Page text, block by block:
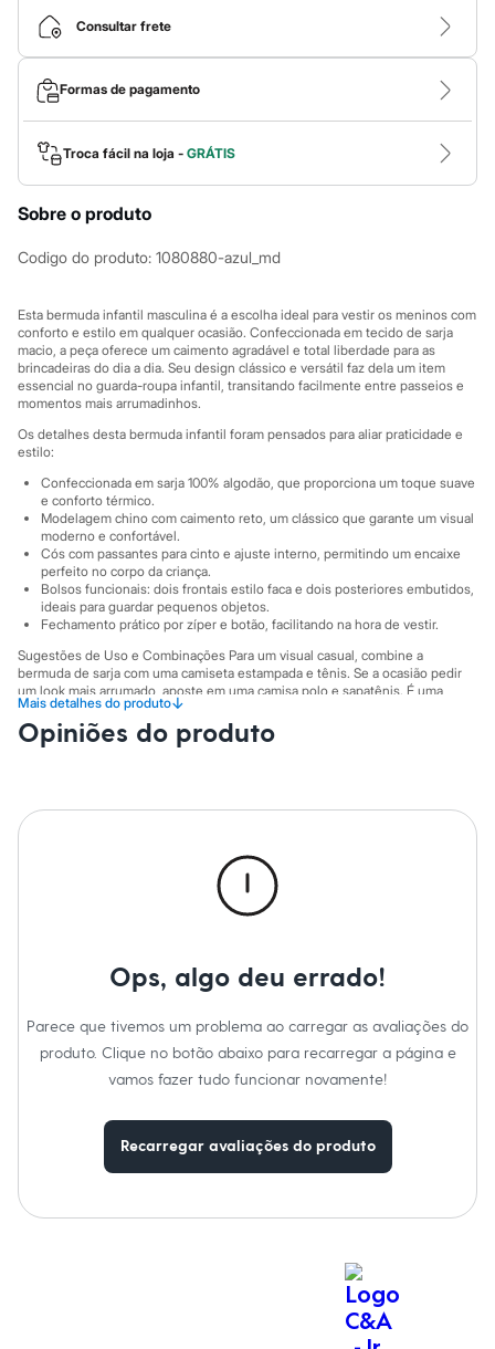
Bolsas
Bonés e Chapéus
Bijoux
Cintos
Óculos
Relógios
Calçados
Botas
Chinelos
Rasteirinhas
Sandálias
Sapatilhas
Tênis
City
Clock House
Mindset
Sawary
Yessica
Moda esportiva
Acessórios
Blusas
Calçados
Leggings
Shorts e Bermudas
Tops
Moda íntima
Calcinhas
Cintas e Modeladores
Meias
Pijamas
Moda praia
Biquínis
Maiôs
Saídas de praia
Personagens
Casacos e Jaquetas
Roupas
Bermudas
Camisas
Casacos e Jaquetas
Bolsas e Mochilas
Chapéus e Bonés
Consultar frete
Formas de pagamento
Troca fácil na loja - GRÁTIS
Sobre o produto
Codigo do produto: 1080880-azul_md
Esta bermuda infantil masculina é a escolha ideal para vestir os meninos com
conforto e estilo em qualquer ocasião. Confeccionada em tecido de sarja
macio, a peça oferece um caimento agradável e total liberdade para as
brincadeiras do dia a dia. Seu design clássico e versátil faz dela um item
essencial no guarda-roupa infantil, transitando facilmente entre passeios e
momentos mais arrumadinhos.
Os detalhes desta bermuda infantil foram pensados para aliar praticidade e
estilo:
Confeccionada em sarja 100% algodão, que proporciona um toque suave
e conforto térmico.
Modelagem chino com caimento reto, um clássico que garante um visual
moderno e confortável.
Cós com passantes para cinto e ajuste interno, permitindo um encaixe
perfeito no corpo da criança.
Bolsos funcionais: dois frontais estilo faca e dois posteriores embutidos,
ideais para guardar pequenos objetos.
Fechamento prático por zíper e botão, facilitando na hora de vestir.
Sugestões de Uso e Combinações Para um visual casual, combine a
bermuda de sarja com uma camiseta estampada e tênis. Se a ocasião pedir
um look mais arrumado, aposte em uma camisa polo e sapatênis. É uma
peça-chave que se adapta a diferentes estilos e momentos, garantindo que
os pequenos estejam sempre bem-vestidos e confortáveis.
Mais detalhes do produto↓
100% algodão
Opiniões do produto
Ops, algo deu errado!
Parece que tivemos um problema ao carregar as avaliações do
produto. Clique no botão abaixo para recarregar a página e
vamos fazer tudo funcionar novamente!
Recarregar avaliações do produto